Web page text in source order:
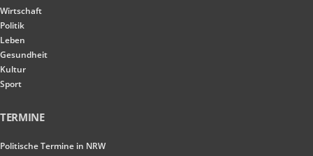
Wirtschaft
Politik
Leben
Gesundheit
Kultur
Sport
TERMINE
Politische Termine in NRW